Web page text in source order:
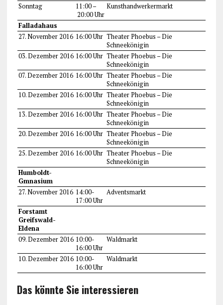
Sonntag
11:00 –
20:00 Uhr
Kunsthandwerkermarkt
Falladahaus
27. November 2016 16:00 Uhr Theater Phoebus – Die
Schneekönigin
03. Dezember 2016 16:00 Uhr Theater Phoebus – Die
Schneekönigin
07. Dezember 2016 16:00 Uhr Theater Phoebus – Die
Schneekönigin
10. Dezember 2016 16:00 Uhr Theater Phoebus – Die
Schneekönigin
13. Dezember 2016 16:00 Uhr Theater Phoebus – Die
Schneekönigin
20. Dezember 2016 16:00 Uhr Theater Phoebus – Die
Schneekönigin
25. Dezember 2016 16:00 Uhr Theater Phoebus – Die
Schneekönigin
Humboldt-
Gmnasium
27. November 2016 14:00-
17:00 Uhr
Adventsmarkt
Forstamt
Greifswald-
Eldena
09. Dezember 2016 10:00-
16:00 Uhr
Waldmarkt
10. Dezember 2016 10:00-
16:00 Uhr
Waldmarkt
Das könnte Sie interessieren